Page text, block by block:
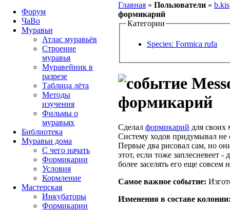
Главная » Пользователи » b.kis
формикарий
Категории
Species: Formica rufa
формикарий
Сделал формикарий для своих
Систему ходов придумывал не
Первые два рисовал сам, но
этот, если тоже заплесневеет
более заселять его еще совсем
Самое важное событие:
Изменения в составе
Форум
ЧаВо
Муравьи
Атлас муравьёв
Строение
муравья
Муравейник в
разрезе
Таблица лёта
Методы
изучения
Фильмы о
муравьях
Библиотека
Муравьи дома
С чего начать
Формикарии
Условия
Кормление
Мастерская
Инкубаторы
Формикарии